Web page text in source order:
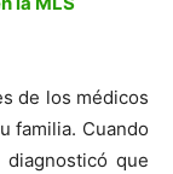
de los médicos
familia. Cuando
que